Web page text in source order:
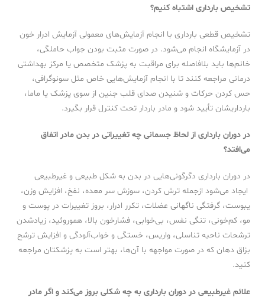
تشخیص بارداری اشتباه کنیم؟
تشخیص قطعی بارداری با انجام آزمایش‌های معمولی آزمایش ادرار خون
در آزمایشگاه انجام می‌شود. در صورت مثبت بودن جواب حاملگی،
خانم‌ها باید بلافاصله برای مراقبت به پزشک متخصص یا مرکز بهداشتی
درمانی مراجعه کنند تا با انجام آزمایش‌هایی خاص مثل سونوگرافی،
حس کردن حرکات و شنیدن صدای قلب جنین از سوی پزشک یا ماما،
بارداریشان تأیید شود و مادر باردار تحت کنترل قرار بگیرد.
در دوران بارداری از لحاظ جسمانی چه تغییراتی در بدن مادر اتفاق
می‌افتد؟
در دوران بارداری دگرگونی‌هایی در بدن به شکل طبیعی و غیرطبیعی
ایجاد می‌شود ازجمله ترش کردن، سوزش سر معده، نفخ، افزایش وزن،
یبوست، گرفتگی ناگهانی عضلات، تکرر ادرار، بروز تغییرات در پوست و
مو، کم‌خونی، تنگی نفس، بی‌خوابی، فشارخون بالا، هموروئید، زیادشدن
ترشحات ناحیه تناسلی، واریس، خستگی و خواب‌آلودگی و افزایش ترشح
بزاق دهان که در صورت مواجهه با آن‌ها، بهتر است به پزشکتان مراجعه
کنید.
علائم غیرطبیعی در دوران بارداری به چه شکلی بروز می‌کند و اگر مادر